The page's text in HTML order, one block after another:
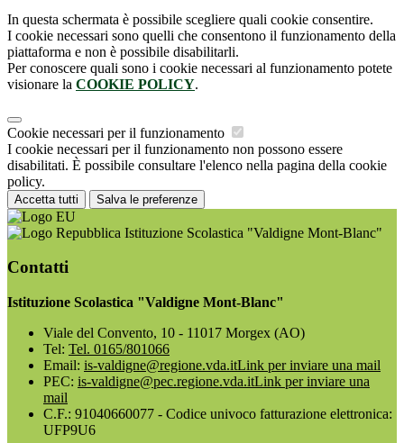
In questa schermata è possibile scegliere quali cookie consentire.
I cookie necessari sono quelli che consentono il funzionamento della
piattaforma e non è possibile disabilitarli.
Per conoscere quali sono i cookie necessari al funzionamento potete
visionare la COOKIE POLICY.
Cookie necessari per il funzionamento
I cookie necessari per il funzionamento non possono essere
disabilitati. È possibile consultare l'elenco nella pagina della cookie
policy.
Accetta tutti Salva le preferenze
Istituzione Scolastica "Valdigne Mont-Blanc"
Contatti
Istituzione Scolastica "Valdigne Mont-Blanc"
Viale del Convento, 10 - 11017 Morgex (AO)
Tel: Tel. 0165/801066
Email: is-valdigne@regione.vda.itLink per inviare una mail
PEC: is-valdigne@pec.regione.vda.itLink per inviare una
mail
C.F.: 91040660077 - Codice univoco fatturazione elettronica:
UFP9U6